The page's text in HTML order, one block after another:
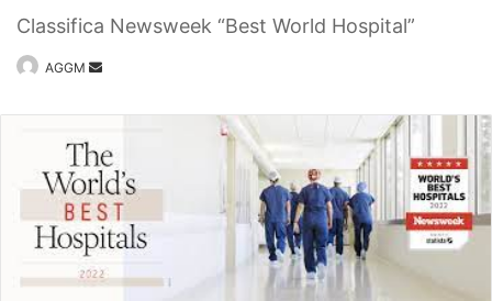
Classifica Newsweek “Best World Hospital”
AGGM
Invia